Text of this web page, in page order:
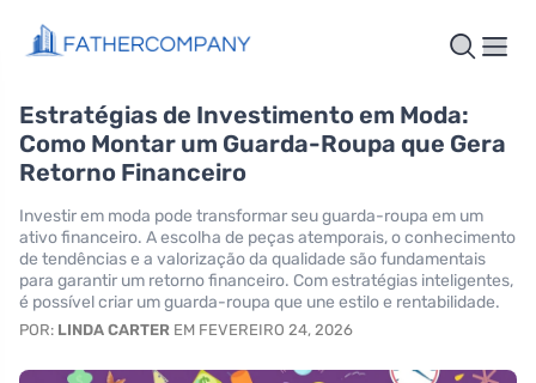
Estratégias de Investimento em Moda:
Como Montar um Guarda-Roupa que Gera
Retorno Financeiro
Investir em moda pode transformar seu guarda-roupa em um
ativo financeiro. A escolha de peças atemporais, o conhecimento
de tendências e a valorização da qualidade são fundamentais
para garantir um retorno financeiro. Com estratégias inteligentes,
é possível criar um guarda-roupa que une estilo e rentabilidade.
POR: LINDA CARTER EM FEVEREIRO 24, 2026